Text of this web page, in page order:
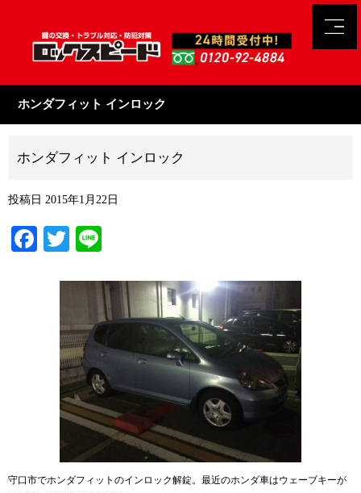
ホンダフィット インロック
ホンダフィット インロック
投稿日 2015年1月22日
Facebook
Twitter
守口市でホンダフィットのインロック解錠。最近のホンダ車はウェーブキーが